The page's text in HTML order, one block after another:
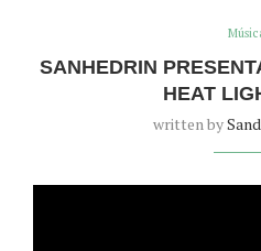
SANHEDRIN
HEAT
written by